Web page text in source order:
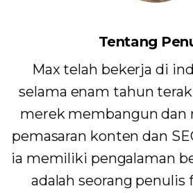
Tentang
Max telah bekerja di
selama enam tahun
merek membangun dan
pemasaran konten dan
ia memiliki pengalaman
adalah seorang